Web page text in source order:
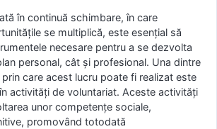
în continuă schimbare, în care
se multiplică, este esențial să
necesare pentru a se dezvolta
personal, cât și profesional. Una dintre
care acest lucru poate fi realizat este
activități de voluntariat. Aceste activități
unor competențe sociale,
promovând totodată